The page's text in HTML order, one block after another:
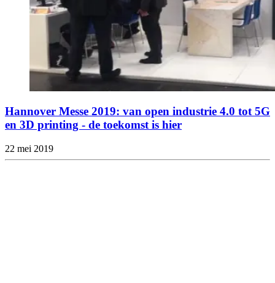
Hannover Messe 2019: van open industrie 4.0 tot 5G
en 3D printing - de toekomst is hier
22 mei 2019